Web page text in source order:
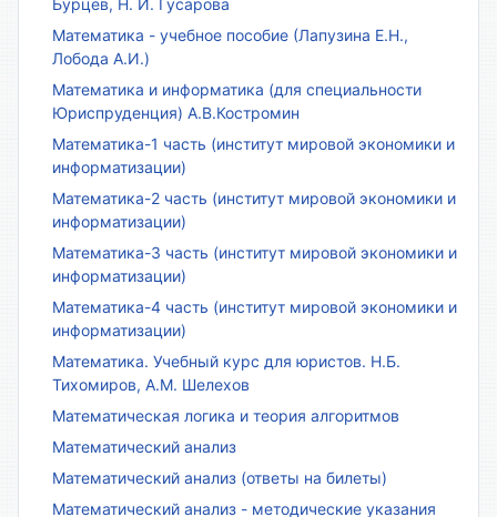
Бурцев, Н. И. Гусарова
Математика - учебное пособие (Лапузина Е.Н.,
Лобода А.И.)
Математика и информатика (для специальности
Юриспруденция) А.В.Костромин
Математика-1 часть (институт мировой экономики и
информатизации)
Математика-2 часть (институт мировой экономики и
информатизации)
Математика-3 часть (институт мировой экономики и
информатизации)
Математика-4 часть (институт мировой экономики и
информатизации)
Математика. Учебный курс для юристов. Н.Б.
Тихомиров, А.М. Шелехов
Математическая логика и теория алгоритмов
Математический анализ
Математический анализ (ответы на билеты)
Математический анализ - методические указания